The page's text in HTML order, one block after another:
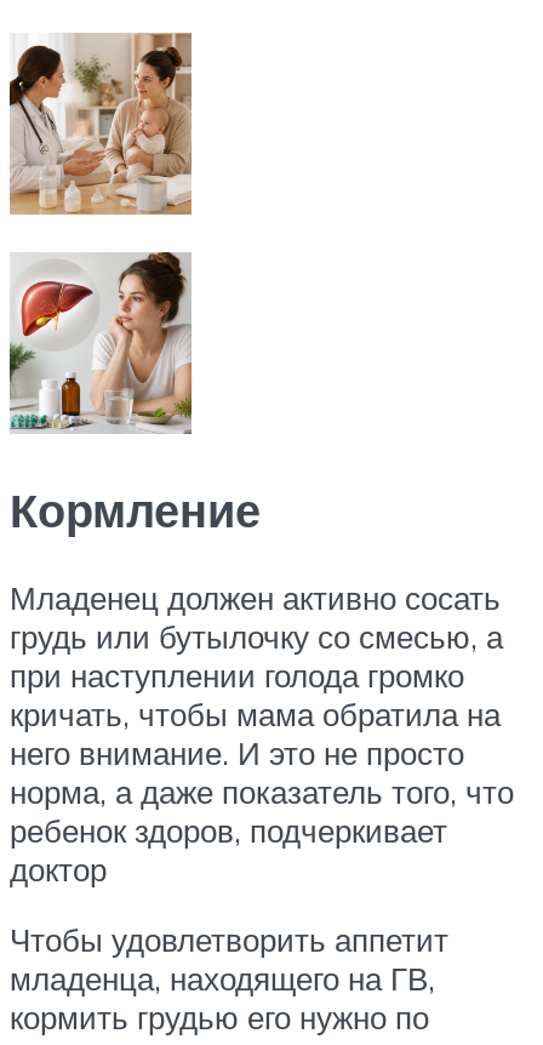
Кормление
Младенец должен активно сосать
грудь или бутылочку со смесью, а
при наступлении голода громко
кричать, чтобы мама обратила на
него внимание. И это не просто
норма, а даже показатель того, что
ребенок здоров, подчеркивает
доктор
Чтобы удовлетворить аппетит
младенца, находящего на ГВ,
кормить грудью его нужно по